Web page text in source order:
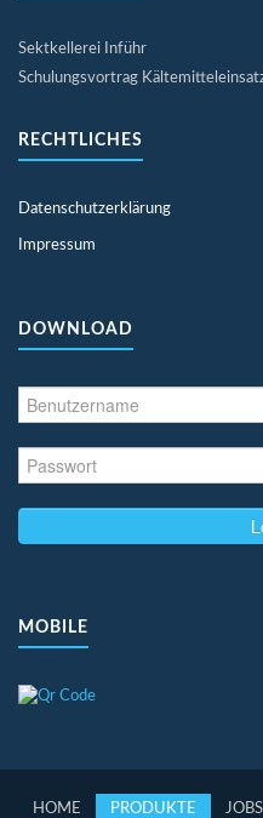
Sektkellerei Inführ
Schulungsvortrag
RECHTLICHES
Datenschutzerklärung
Impressum
DOWNLOAD
MOBILE
HOME PRODUKTE JOBS